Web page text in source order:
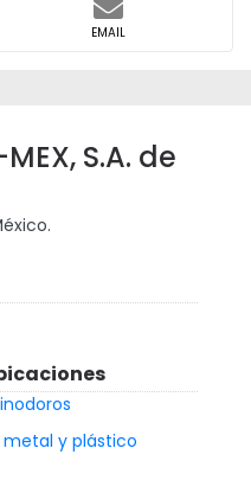
EMAIL
S.A. de
metal y plástico